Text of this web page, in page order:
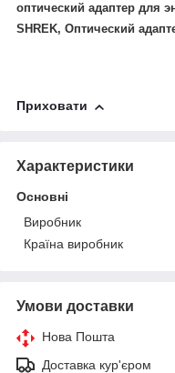
оптический адаптер для
SHREK, Оптический
Приховати
Характеристики
Основні
Виробник
Країна виробник
Умови доставки
Нова Пошта
Доставка кур'єром